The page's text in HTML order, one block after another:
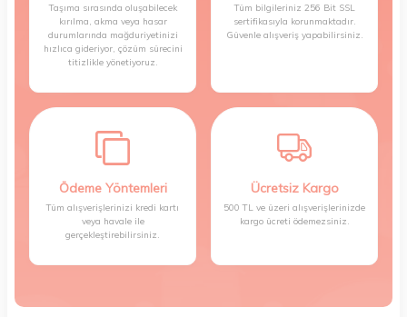
Taşıma sırasında oluşabilecek
kırılma, akma veya hasar
durumlarında mağduriyetinizi
hızlıca gideriyor, çözüm sürecini
titizlikle yönetiyoruz.
Tüm bilgileriniz 256 Bit SSL
sertifikasıyla korunmaktadır.
Güvenle alışveriş yapabilirsiniz.
Ödeme Yöntemleri
Tüm alışverişlerinizi kredi kartı
veya havale ile
gerçekleştirebilirsiniz.
Ücretsiz Kargo
500 TL ve üzeri alışverişlerinizde
kargo ücreti ödemezsiniz.